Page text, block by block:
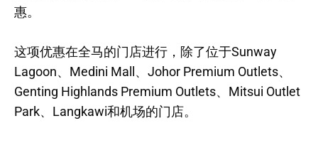
惠。
这项优惠在全马的门店进行，除了位于Sunway
Lagoon、Medini Mall、Johor Premium Outlets、
Genting Highlands Premium Outlets、Mitsui Outlet
Park、Langkawi和机场的门店。